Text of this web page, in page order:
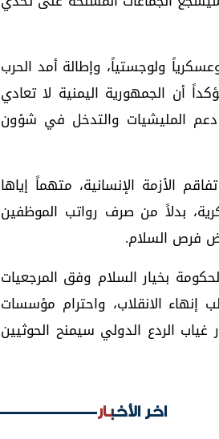
ولوجستياً، وإطالة أمد الحرب
أن الجمهورية اليمنية لا تعادي
دعم المليشيات والتدخل في شؤون
الأزمة الإنسانية، متهماً إياها
بدلاً من صرف رواتب الموظفين
فرص السلام.
بخيار السلام وفق المرجعيات
إنهاء الانقلاب، واحترام مؤسسات
غياب الردع الدولي سيمنح الحوثيين
اخر الأخبار